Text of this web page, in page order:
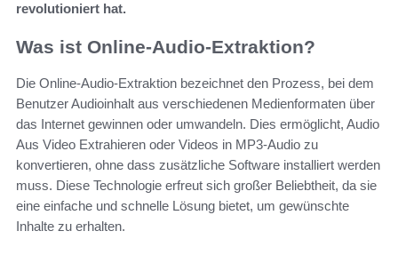
revolutioniert hat.
Was ist Online-Audio-Extraktion?
Die Online-Audio-Extraktion bezeichnet den Prozess, bei dem
Benutzer Audioinhalt aus verschiedenen Medienformaten über
das Internet gewinnen oder umwandeln. Dies ermöglicht, Audio
Aus Video Extrahieren oder Videos in MP3-Audio zu
konvertieren, ohne dass zusätzliche Software installiert werden
muss. Diese Technologie erfreut sich großer Beliebtheit, da sie
eine einfache und schnelle Lösung bietet, um gewünschte
Inhalte zu erhalten.